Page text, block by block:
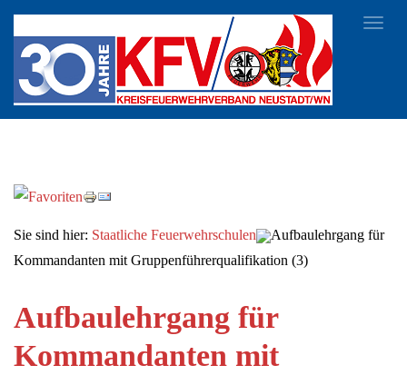
Sie sind hier: Staatliche Feuerwehrschulen
Aufbaulehrgang für
Kommandanten mit Gruppenführerqualifikation (3)
Aufbaulehrgang für
Kommandanten mit